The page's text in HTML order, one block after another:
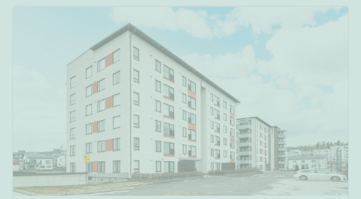
Välttävä
Ominaisuudet
Järvi- tai merinäköala
Maalämpö